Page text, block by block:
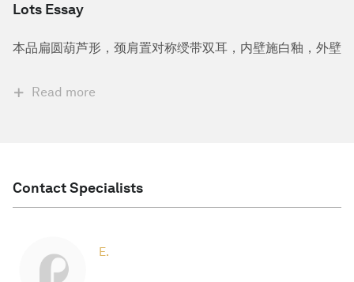
Lots Essay
本品扁圆葫芦形，颈肩置对称绶带双耳，内壁施白釉，外壁
Read more
Contact Specialists
E.